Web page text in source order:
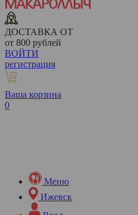
ДОСТАВКА ОТ
от 800 рублей
ВОЙТИ
регистрация
Ваша корзина
0
Меню
Ижевск